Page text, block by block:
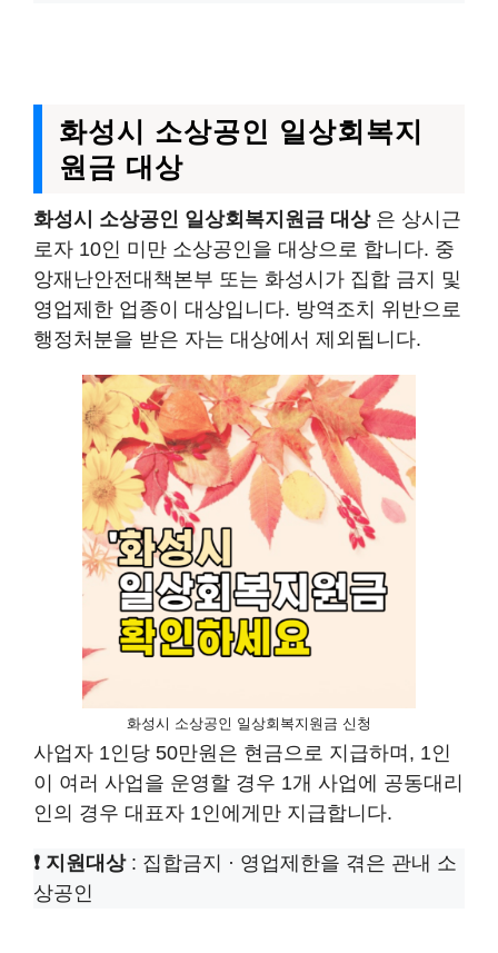
화성시 소상공인 일상회복지
원금 대상
화성시 소상공인 일상회복지원금 대상은 상시근
로자 10인 미만 소상공인을 대상으로 합니다. 중
앙재난안전대책본부 또는 화성시가 집합 금지 및
영업제한 업종이 대상입니다. 방역조치 위반으로
행정처분을 받은 자는 대상에서 제외됩니다.
화성시 소상공인 일상회복지원금 신청
사업자 1인당 50만원은 현금으로 지급하며, 1인
이 여러 사업을 운영할 경우 1개 사업에 공동대리
인의 경우 대표자 1인에게만 지급합니다.
❗ 지원대상: 집합금지 · 영업제한을 겪은 관내 소
상공인